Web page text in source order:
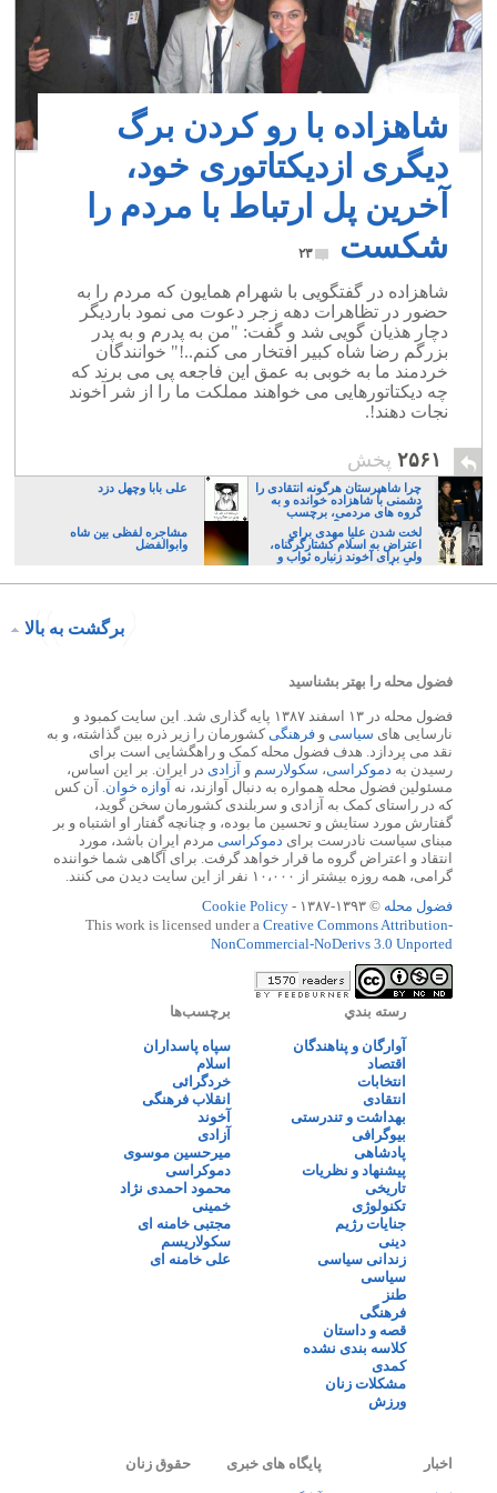
شاهزاده با رو کردن برگ
دیگری ازدیکتاتوری خود،
آخرین پل ارتباط با مردم را
شکست
۲۳
شاهزاده در گفتگویی با شهرام همایون که مردم را به
حضور در تظاهرات دهه زجر دعوت می نمود باردیگر
دچار هذیان گویی شد و گفت: "من به پدرم و به پدر
بزرگم رضا شاه کبیر افتخار می کنم..!" خوانندگان
خردمند ما به خوبی به عمق این فاجعه پی می برند که
چه دیکتاتورهایی می خواهند مملکت ما را از شر آخوند
نجات دهند!.
۲۵۶۱ پخش
چرا شاهپرستان هرگونه انتقادی را
دشمنی با شاهزاده خوانده و به
گروه های مردمی، برچسب
مزدوری می زنند؟
علی بابا وچهل دزد
لخت شدن علیا مهدی برای
اعتراض به اسلام کشتارگرگناه،
ولی برای آخوند زنباره ثواب و
تبرک است
مشاجره لفظی بین شاه
وابوالفضل
برگشت به بالا
فضول محله را بهتر بشناسید
فضول محله در ۱۳ اسفند ۱۳۸۷ پایه گذاری شد. این سایت کمبود و
نارسایی های سیاسی و فرهنگیکشورمان را زیر ذره بین گذاشته، و به
نقد می پردازد. هدف فضول محله کمک و راهگشایی است برای
رسیدن به دموکراسی، سکولارسم و آزادی در ایران. بر این اساس،
مسئولین فضول محله همواره به دنبال آوازند، نه آوازه خوان. آن کس
که در راستای کمک به آزادی و سربلندی کشورمان سخن گوید،
گفتارش مورد ستایش و تحسین ما بوده، و چنانچه گفتار او اشتباه و بر
مبنای سیاست نادرست برای دموکراسی مردم ایران باشد، مورد
انتقاد و اعتراض گروه ما قرار خواهد گرفت. برای آگاهی شما خواننده
گرامی، همه روزه بیشتر از ۱۰،۰۰۰ نفر از این سایت دیدن می کنند.
فضول محله © ۱۳۹۳-۱۳۸۷ -
Cookie Policy
This work is licensed under a Creative Commons Attribution-
NonCommercial-NoDerivs 3.0 Unported
رسته بندي
آوارگان و پناهندگان
اقتصاد
انتخابات
انتقادی
بهداشت و تندرستی
بیوگرافی
پادشاهی
پیشنهاد و نظریات
تاریخی
تکنولوژی
جنایات رژیم
دینی
زندانی سیاسی
سیاسی
طنز
فرهنگی
قصه و داستان
کلاسه بندی نشده
کمدی
مشکلات زنان
ورزش
برچسب‌ها
سپاه پاسداران
اسلام
خردگرائی
انقلاب فرهنگی
آخوند
آزادی
میرحسین موسوی
دموکراسی
محمود احمدی نژاد
خمینی
مجتبی خامنه ای
سکولاریسم
علی خامنه ای
اخبار پایگاه های خبری حقوق زنان